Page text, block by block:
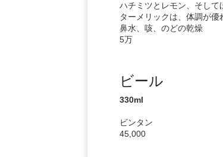
ハチミツとレモン、そして
ターメリックは、体調が優
鼻水、咳、のどの乾燥
5万
ビール
330ml
ビンタン
45,000